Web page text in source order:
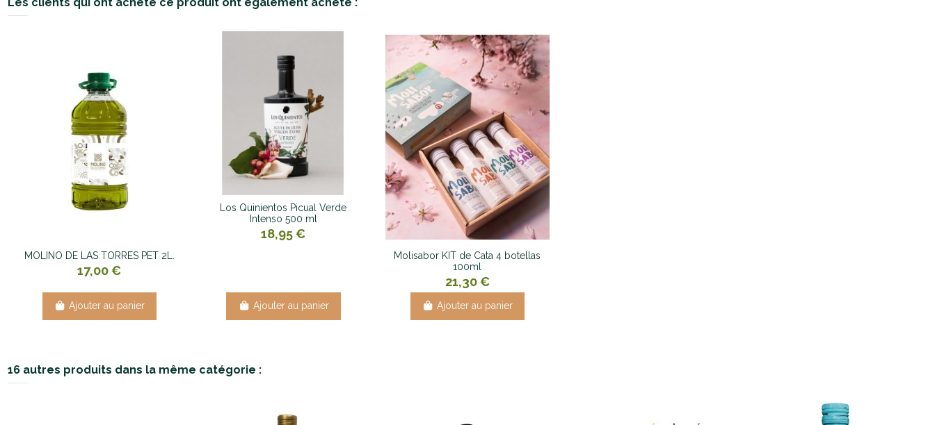
MOLINO DE LAS TORRES PET 2L.
17,00 €
Ajouter au panier
Los Quinientos Picual Verde
Intenso 500 ml
18,95 €
Ajouter au panier
Molisabor KIT de Cata 4 botellas
100ml
21,30 €
Ajouter au panier
16 autres produits dans la même catégorie :